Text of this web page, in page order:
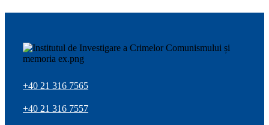
+40 21 316 7565
+40 21 316 7557